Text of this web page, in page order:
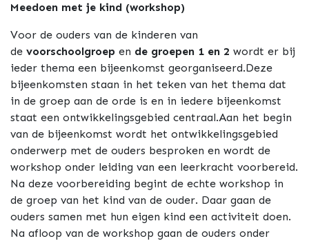
Meedoen met je kind (workshop)
Voor de ouders van de kinderen van
de voorschoolgroep en de groepen 1 en 2 wordt er bij
ieder thema een bijeenkomst georganiseerd.Deze
bijeenkomsten staan in het teken van het thema dat
in de groep aan de orde is en in iedere bijeenkomst
staat een ontwikkelingsgebied centraal.Aan het begin
van de bijeenkomst wordt het ontwikkelingsgebied
onderwerp met de ouders besproken en wordt de
workshop onder leiding van een leerkracht voorbereid.
Na deze voorbereiding begint de echte workshop in
de groep van het kind van de ouder. Daar gaan de
ouders samen met hun eigen kind een activiteit doen.
Na afloop van de workshop gaan de ouders onder